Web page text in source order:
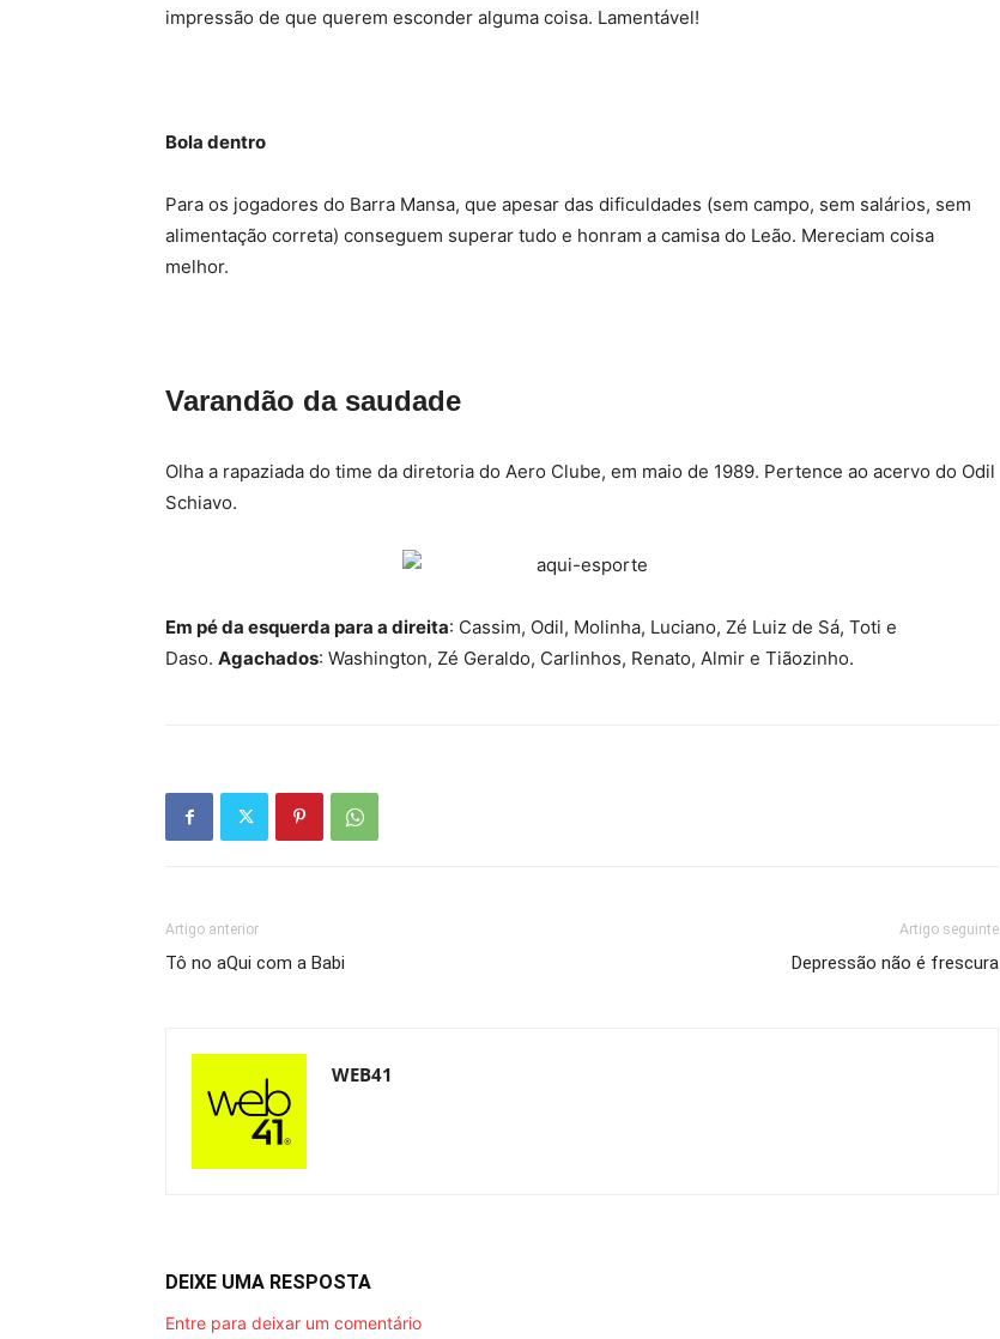
impressão de que querem esconder alguma coisa. Lamentável!
Bola dentro
Para os jogadores do Barra Mansa, que apesar das dificuldades (sem campo, sem salários, sem
alimentação correta) conseguem superar tudo e honram a camisa do Leão. Mereciam coisa
melhor.
Varandão da saudade
Olha a rapaziada do time da diretoria do Aero Clube, em maio de 1989. Pertence ao acervo do Odil
Schiavo.
Em pé da esquerda para a direita: Cassim, Odil, Molinha, Luciano, Zé Luiz de Sá, Toti e
Daso. Agachados: Washington, Zé Geraldo, Carlinhos, Renato, Almir e Tiãozinho.
Artigo anterior
Tô no aQui com a Babi
Artigo seguinte
Depressão não é frescura
WEB41
DEIXE UMA RESPOSTA
Entre para deixar um comentário